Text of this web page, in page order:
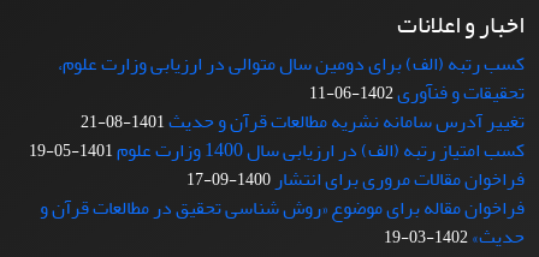
اخبار و اعلانات
کسب رتبه (الف) برای دومین سال متوالی در ارزیابی وزارت علوم،
تحقیقات و فنآوری1402-06-11
تغییر آدرس سامانه نشریه مطالعات قرآن و حدیث1401-08-21
کسب امتیاز رتبه (الف) در ارزیابی سال 1400 وزارت علوم 1401-05-19
فراخوان مقالات مروری برای انتشار1400-09-17
فراخوان مقاله برای موضوع «روش شناسی تحقیق در مطالعات قرآن و
حدیث»1402-03-19